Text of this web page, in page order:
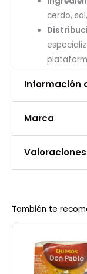
cerdo,
¡Ahorra en tu
de siempre!
400gy disfruta
Información
Peso
Marca
Marca
Difresca
Sé el
Jamón
Debes
También te